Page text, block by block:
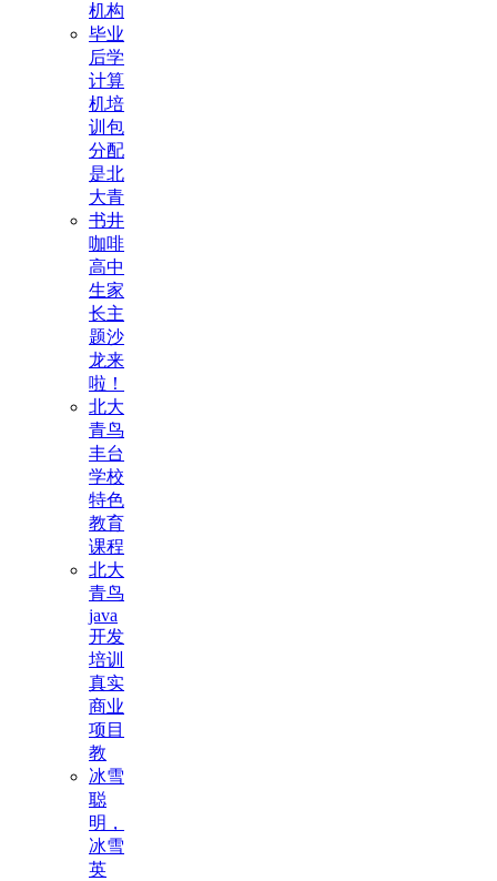
机构
毕业
后学
计算
机培
训包
分配
是北
大青
书井
咖啡
高中
生家
长主
题沙
龙来
啦！
北大
青鸟
丰台
学校
特色
教育
课程
北大
青鸟
java
开发
培训
真实
商业
项目
教
冰雪
聪
明，
冰雪
英